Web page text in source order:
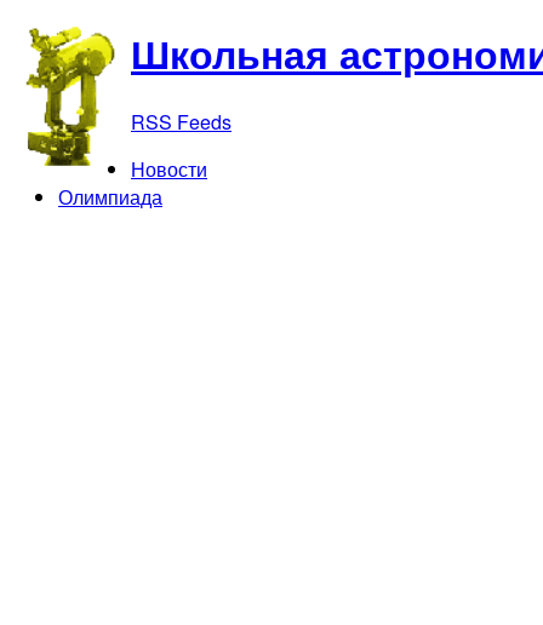
Школьная
RSS Feeds
Новости
Олимпиада